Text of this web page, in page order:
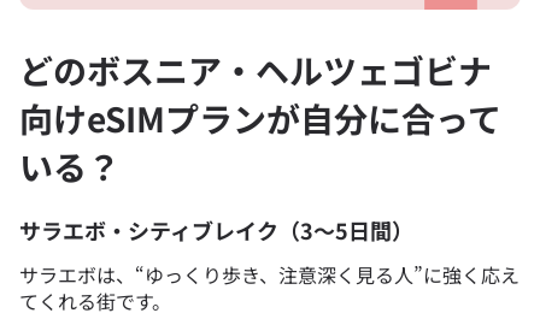
どのボスニア・ヘルツェゴビナ
向けeSIMプランが自分に合って
いる？
サラエボ・シティブレイク（3〜5日間）
サラエボは、“ゆっくり歩き、注意深く見る人”に強く応え
てくれる街です。